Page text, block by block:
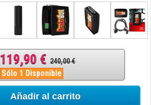
119,90 € 240,00 €
Sólo 1 Disponible
Añadir al carrito